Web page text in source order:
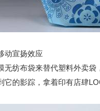
宣扬效应
布袋来替代塑料外卖袋
的影踪，拿着印有店肆